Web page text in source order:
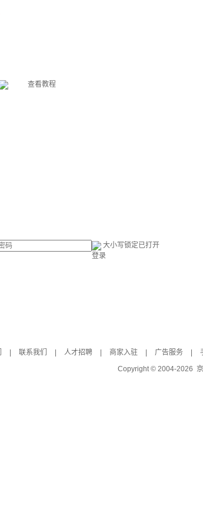
查看教程
大小写锁定已打开
登录
联系我们 人才招聘 商家入驻 广告服务
Copyright © 2004-2026